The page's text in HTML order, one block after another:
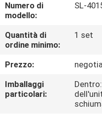
CONTROLLO
DI
QUALITÀ
CONTATTICI
Numero di
modello:
SL-
Quantità di
ordine minimo:
1 set
Prezzo:
Imballaggi
particolari: